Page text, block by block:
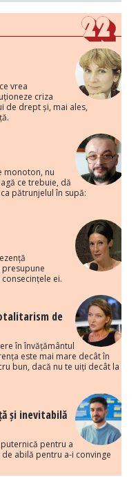
vrea
criza
de drept și, mai ales,
monoton, nu
ce trebuie, dă
pătrunjelul în supă:
ei.
de
în învățământul
este mai mare decât în
bun, dacă nu te uiți decât la
și inevitabilă
pentru a
abilă pentru a-i convinge